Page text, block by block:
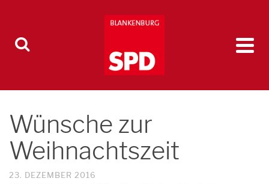
Wünsche zur
Weihnachtszeit
23. DEZEMBER 2016